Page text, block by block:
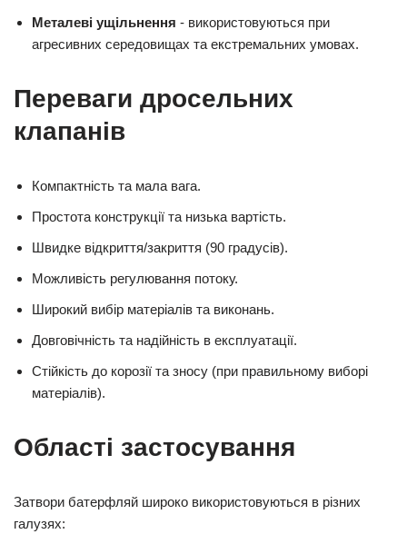
Металеві ущільнення - використовуються при
агресивних середовищах та екстремальних умовах.
Переваги дросельних
клапанів
Компактність та мала вага.
Простота конструкції та низька вартість.
Швидке відкриття/закриття (90 градусів).
Можливість регулювання потоку.
Широкий вибір матеріалів та виконань.
Довговічність та надійність в експлуатації.
Стійкість до корозії та зносу (при правильному виборі
матеріалів).
Області застосування
Затвори батерфляй широко використовуються в різних
галузях: